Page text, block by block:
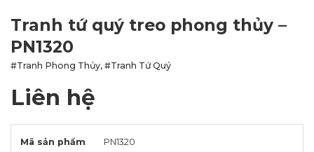
Tranh tứ quý treo phong thủy –
PN1320
#Tranh Phong Thủy, #Tranh Tứ Quý
Liên hệ
Mã sản phẩm
PN1320